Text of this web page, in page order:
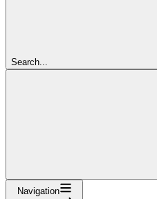
Search...
Navigation